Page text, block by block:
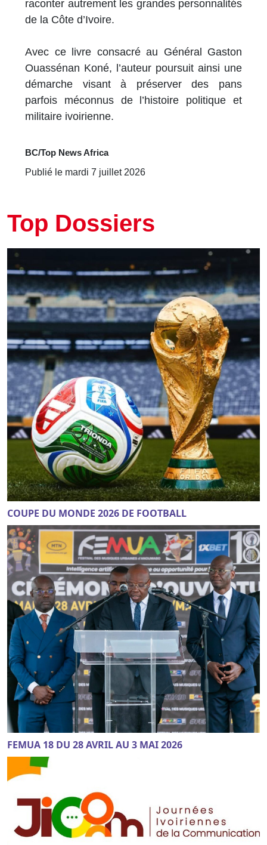
raconter autrement les grandes personnalités
de la Côte d’Ivoire.
Avec ce livre consacré au Général Gaston
Ouassénan Koné, l’auteur poursuit ainsi une
démarche visant à préserver des pans
parfois méconnus de l’histoire politique et
militaire ivoirienne.
BC/Top News Africa
Publié le mardi 7 juillet 2026
Top Dossiers
COUPE DU MONDE 2026 DE FOOTBALL
FEMUA 18 DU 28 AVRIL AU 3 MAI 2026